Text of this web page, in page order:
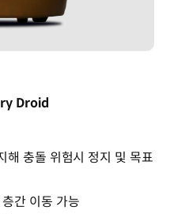
Droid
해 충돌 위험시 정지 및 목표
간 이동 가능